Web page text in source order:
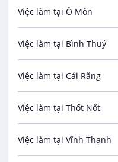
An toàn lao động
Bảo hiểm
Biên phiên dịch
Bưu chính viễn thông
Cơ khí
Việc làm tại Ô Môn
Việc làm tại Bình Thuỷ
Việc làm tại Cái Răng
Việc làm tại Thốt Nốt
Việc làm tại Vĩnh Thạnh